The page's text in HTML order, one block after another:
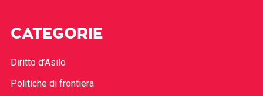
CATEGORIE
Diritto d’Asilo
Politiche di frontiera